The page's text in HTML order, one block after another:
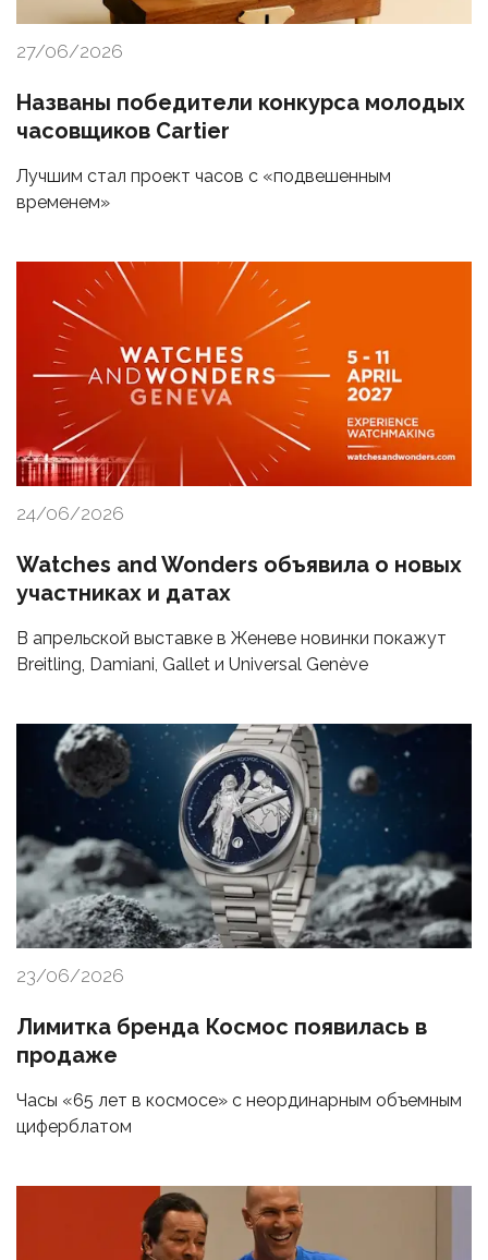
27/06/2026
Названы победители конкурса молодых
часовщиков Cartier
Лучшим стал проект часов с «подвешенным
временем»
24/06/2026
Watches and Wonders объявила о новых
участниках и датах
В апрельской выставке в Женеве новинки покажут
Breitling, Damiani, Gallet и Universal Genève
23/06/2026
Лимитка бренда Космос появилась в
продаже
Часы «65 лет в космосе» с неординарным объемным
циферблатом